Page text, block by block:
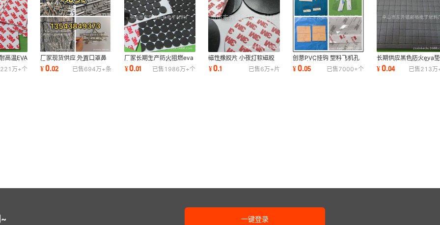
高温EVA
vhb铭牌
221万+个
厂家现货供应 外置口罩鼻
梁铝条 kn95鼻梁铝条 n95
口罩鼻梁条
¥0.02 已售694万+条
厂家长期生产防火阻燃eva
泡棉垫 白色eva脚垫 平面
格纹eva泡棉垫
¥0.01 已售 1986万+个
磁性橡胶片 小夜灯软磁胶
片 塑料冰箱贴软磁片 可背
胶
¥0.1 已售6万+片
创意PVC挂钩 塑料飞机孔
挂钩 美妆工具假睫毛包装
盒pet挂钩定制
¥0.05 已售7000+个
长期供应黑色防火eva
色eva垫 eva脚垫 黑色
eva胶垫批发
¥0.04 已售213万
一键登录